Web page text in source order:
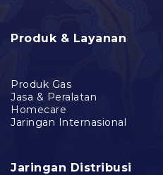
Produk & Layanan
Produk Gas
Jasa & Peralatan
Homecare
Jaringan Internasional
Jaringan Distribusi